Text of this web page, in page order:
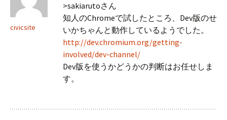
civicsite
>sakiarutoさん
知人のChromeで試したところ、Dev版のせ
いかちゃんと動作しているようでした。
http://dev.chromium.org/getting-
involved/dev-channel/
Dev版を使うかどうかの判断はお任せしま
す。